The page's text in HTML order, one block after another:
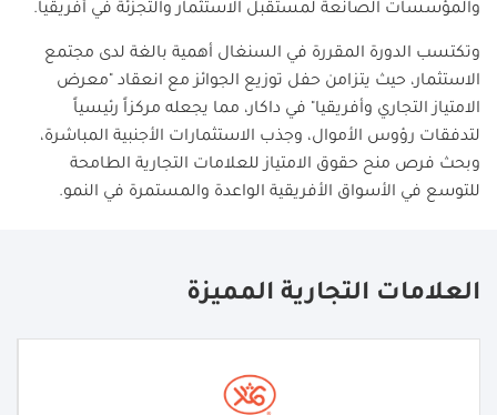
والمؤسسات الصانعة لمستقبل الاستثمار والتجزئة في أفريقيا.
وتكتسب الدورة المقررة في السنغال أهمية بالغة لدى مجتمع
الاستثمار، حيث يتزامن حفل توزيع الجوائز مع انعقاد "معرض
الامتياز التجاري وأفريقيا" في داكار، مما يجعله مركزاً رئيسياً
لتدفقات رؤوس الأموال، وجذب الاستثمارات الأجنبية المباشرة،
وبحث فرص منح حقوق الامتياز للعلامات التجارية الطامحة
للتوسع في الأسواق الأفريقية الواعدة والمستمرة في النمو.
العلامات التجارية المميزة